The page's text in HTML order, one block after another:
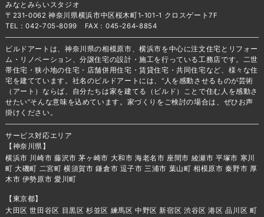
みなとみらいスタジオ
〒231-0062 神奈川県横浜市中区桜木町1-101-1 クロスゲート7F
TEL：042-705-8099 FAX：045-264-8854
ビルドアートは、神奈川県の相模原市、横浜市を中心に注文住宅とリフォー
ム・リノベーション、分譲住宅の設計・施工を行っている工務店です。二世
帯住宅・狭小地の住宅・店舗併用住宅・賃貸住宅・共同住宅など、様々な住
宅を建てています。社名のビルドアートには、“人を感動させるものが芸術
（アート）ならば、自分たちは家を建てる（ビルド）ことで住む人を感動さ
せたい”そんな意味を込めています。家づくりをご検討の場合は、ぜひお声
掛けください。
サービス対応エリア
【神奈川県】
横浜市 川崎市 藤沢市 茅ヶ崎市 大和市 海老名市 座間市 綾瀬市 平塚市 寒川
町 大磯町 二宮町 横須賀市 鎌倉市 逗子市 三浦市 葉山町 相模原市 秦野市 厚
木市 伊勢原市 愛川町
【東京都】
大田区 世田谷区 目黒区 杉並区 練馬区 中野区 新宿区 渋谷区 港区 品川区 町